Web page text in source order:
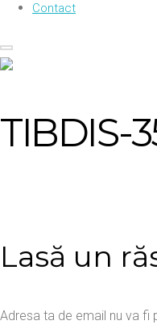
Contact
TIBDIS-
Lasă un
Adresa ta de email nu va fi